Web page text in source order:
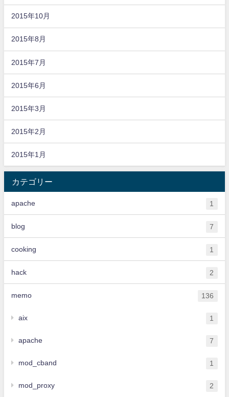
2015年10月
2015年8月
2015年7月
2015年6月
2015年3月
2015年2月
2015年1月
カテゴリー
apache 1
blog 7
cooking 1
hack 2
memo 136
aix 1
apache 7
mod_cband 1
mod_proxy 2